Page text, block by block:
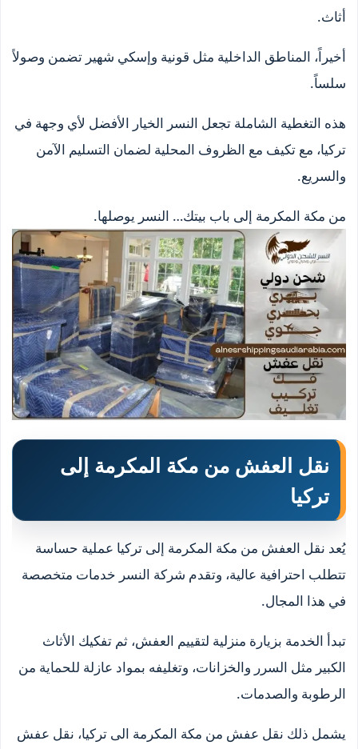
أثاث.
أخيراً، المناطق الداخلية مثل قونية وإسكي شهير تضمن وصولاً
سلساً.
هذه التغطية الشاملة تجعل النسر الخيار الأفضل لأي وجهة في
تركيا، مع تكيف مع الظروف المحلية لضمان التسليم الآمن
والسريع.
من مكة المكرمة إلى باب بيتك… النسر يوصلها.
نقل العفش من مكة المكرمة إلى
تركيا
يُعد نقل العفش من مكة المكرمة إلى تركيا عملية حساسة
تتطلب احترافية عالية، وتقدم شركة النسر خدمات متخصصة
في هذا المجال.
تبدأ الخدمة بزيارة منزلية لتقييم العفش، ثم تفكيك الأثاث
الكبير مثل السرر والخزانات، وتغليفه بمواد عازلة للحماية من
الرطوبة والصدمات.
يشمل ذلك نقل عفش من مكة المكرمة الى تركيا، نقل عفش